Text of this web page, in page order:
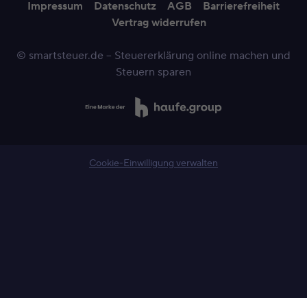
Impressum Datenschutz AGB
Barrierefreiheit
Vertrag widerrufen
© smartsteuer.de – Steuererklärung online machen und
Steuern sparen
Cookie-Einwilligung verwalten